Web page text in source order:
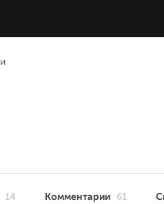
14 Комментарии 61